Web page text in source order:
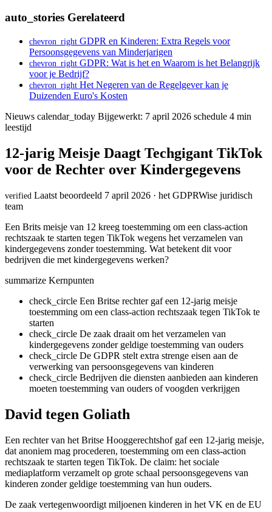
auto_stories Gerelateerd
chevron_right GDPR en Kinderen: Extra Regels voor
Persoonsgegevens van Minderjarigen
chevron_right GDPR: Wat is het en Waarom is het Belangrijk
voor je Bedrijf?
chevron_right Het Negeren van de Regelgever kan je
Duizenden Euro's Kosten
Nieuws calendar_today Bijgewerkt: 7 april 2026 schedule 4 min
leestijd
12-jarig Meisje Daagt Techgigant TikTok
voor de Rechter over Kindergegevens
verified Laatst beoordeeld 7 april 2026 · het GDPRWise juridisch
team
Een Brits meisje van 12 kreeg toestemming om een class-action
rechtszaak te starten tegen TikTok wegens het verzamelen van
kindergegevens zonder toestemming. Wat betekent dit voor
bedrijven die met kindergegevens werken?
summarize Kernpunten
check_circle Een Britse rechter gaf een 12-jarig meisje
toestemming om een class-action rechtszaak tegen TikTok te
starten
check_circle De zaak draait om het verzamelen van
kindergegevens zonder geldige toestemming van ouders
check_circle De GDPR stelt extra strenge eisen aan de
verwerking van persoonsgegevens van kinderen
check_circle Bedrijven die diensten aanbieden aan kinderen
moeten toestemming van ouders of voogden verkrijgen
David tegen Goliath
Een rechter van het Britse Hooggerechtshof gaf een 12-jarig meisje,
dat anoniem mag procederen, toestemming om een class-action
rechtszaak te starten tegen TikTok. De claim: het sociale
mediaplatform verzamelt op grote schaal persoonsgegevens van
kinderen zonder geldige toestemming van hun ouders.
De zaak vertegenwoordigt miljoenen kinderen in het VK en de EU